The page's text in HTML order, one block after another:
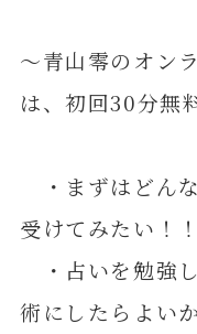
～青山零のオン
は、初回30分無
・まずはどん
受けてみたい！！
・占いを勉強
術にしたらよい